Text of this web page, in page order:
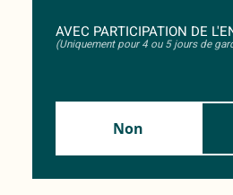
AVEC PARTICIPATION DE
(Uniquement pour 4 ou 5 jours de
Non